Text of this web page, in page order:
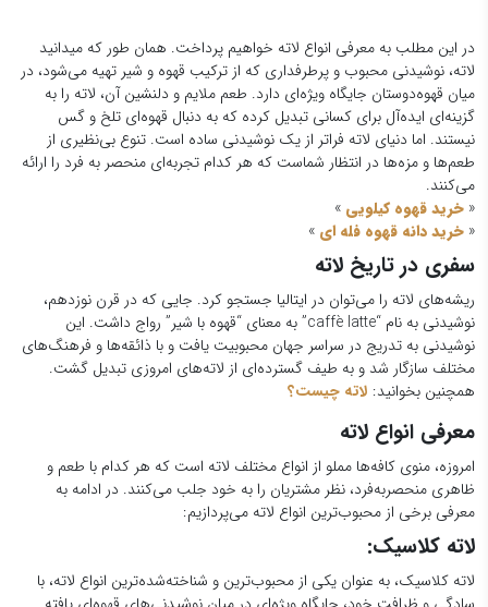
در این مطلب به معرفی انواع لاته خواهیم پرداخت. همان طور که میدانید
لاته، نوشیدنی محبوب و پرطرفداری که از ترکیب قهوه و شیر تهیه می‌شود، در
میان قهوه‌دوستان جایگاه ویژه‌ای دارد. طعم ملایم و دلنشین آن، لاته را به
گزینه‌ای ایده‌آل برای کسانی تبدیل کرده که به دنبال قهوه‌ای تلخ و گس
نیستند. اما دنیای لاته فراتر از یک نوشیدنی ساده است. تنوع بی‌نظیری از
طعم‌ها و مزه‌ها در انتظار شماست که هر کدام تجربه‌ای منحصر به فرد را ارائه
می‌کنند.
« خرید قهوه کیلویی »
« خرید دانه قهوه فله ای »
سفری در تاریخ لاته
ریشه‌های لاته را می‌توان در ایتالیا جستجو کرد. جایی که در قرن نوزدهم،
نوشیدنی به نام “caffè latte” به معنای “قهوه با شیر” رواج داشت. این
نوشیدنی به تدریج در سراسر جهان محبوبیت یافت و با ذائقه‌ها و فرهنگ‌های
مختلف سازگار شد و به طیف گسترده‌ای از لاته‌های امروزی تبدیل گشت.
همچنین بخوانید: لاته چیست؟
معرفی انواع لاته
امروزه، منوی کافه‌ها مملو از انواع مختلف لاته است که هر کدام با طعم و
ظاهری منحصربه‌فرد، نظر مشتریان را به خود جلب می‌کنند. در ادامه به
معرفی برخی از محبوب‌ترین انواع لاته می‌پردازیم:
لاته کلاسیک:
لاته کلاسیک، به عنوان یکی از محبوب‌ترین و شناخته‌شده‌ترین انواع لاته، با